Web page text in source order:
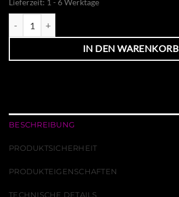
Lieferzeit: 1 - 6 Werktage
IN DEN WARENKORB
BESCHREIBUNG
PRODUKTSICHERHEIT
PRODUKTEIGENSCHAFTEN
TECHNISCHE DETAILS